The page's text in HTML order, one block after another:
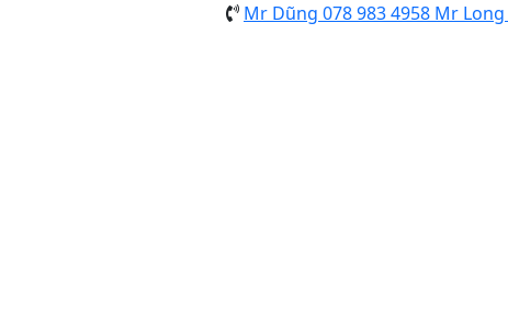
Mr Dũng 078 983 4958 Mr Long